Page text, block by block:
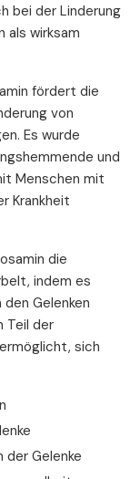
bei der Linderung
als wirksam
fördert die
von
Es wurde
und
Menschen mit
Krankheit
die
indem es
Gelenken
Teil der
sich
der Gelenke